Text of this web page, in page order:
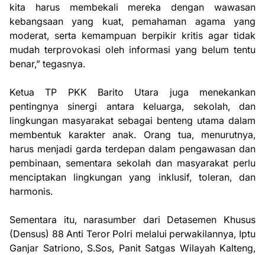
kita harus membekali mereka dengan wawasan
kebangsaan yang kuat, pemahaman agama yang
moderat, serta kemampuan berpikir kritis agar tidak
mudah terprovokasi oleh informasi yang belum tentu
benar,” tegasnya.
Ketua TP PKK Barito Utara juga menekankan
pentingnya sinergi antara keluarga, sekolah, dan
lingkungan masyarakat sebagai benteng utama dalam
membentuk karakter anak. Orang tua, menurutnya,
harus menjadi garda terdepan dalam pengawasan dan
pembinaan, sementara sekolah dan masyarakat perlu
menciptakan lingkungan yang inklusif, toleran, dan
harmonis.
Sementara itu, narasumber dari Detasemen Khusus
(Densus) 88 Anti Teror Polri melalui perwakilannya, Iptu
Ganjar Satriono, S.Sos, Panit Satgas Wilayah Kalteng,